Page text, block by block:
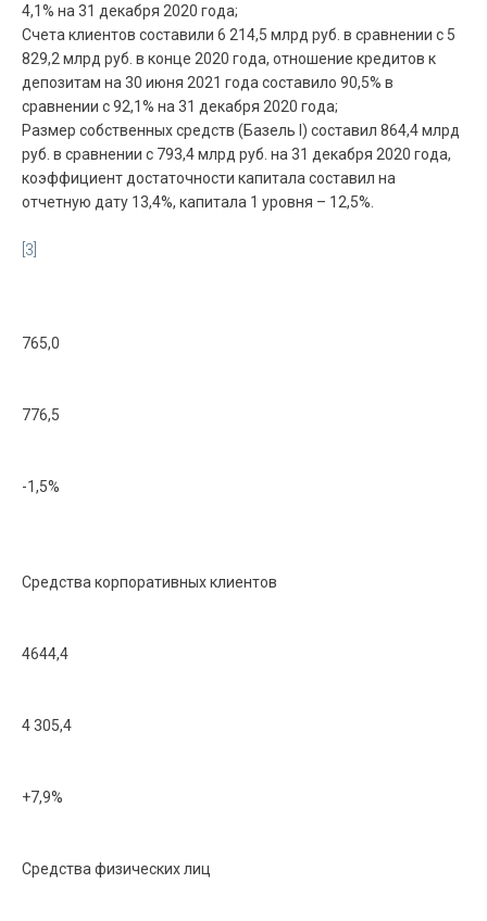
4,1% на 31 декабря 2020 года;
Счета клиентов составили 6 214,5 млрд руб. в сравнении с 5
829,2 млрд руб. в конце 2020 года, отношение кредитов к
депозитам на 30 июня 2021 года составило 90,5% в
сравнении с 92,1% на 31 декабря 2020 года;
Размер собственных средств (Базель I) составил 864,4 млрд
руб. в сравнении с 793,4 млрд руб. на 31 декабря 2020 года,
коэффициент достаточности капитала составил на
отчетную дату 13,4%, капитала 1 уровня – 12,5%.
[3]
765,0
776,5
-1,5%
Средства корпоративных клиентов
4644,4
4 305,4
+7,9%
Средства физических лиц